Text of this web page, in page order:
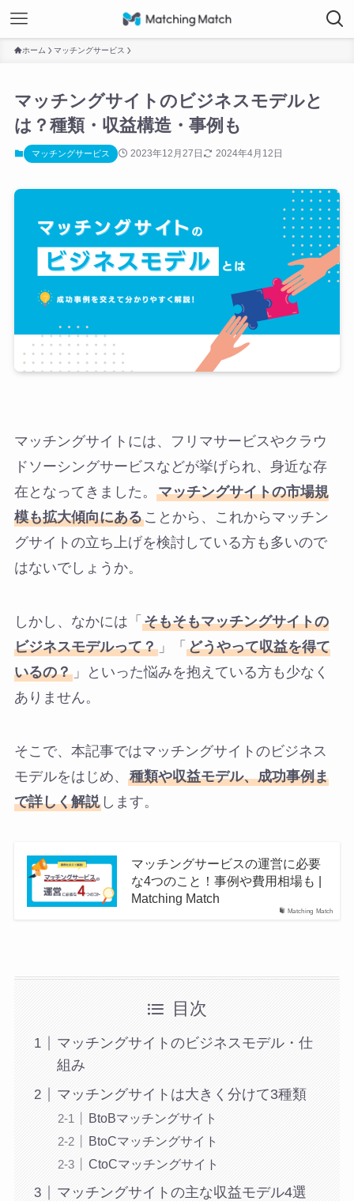
ホーム マッチングサービス
マッチングサイトのビジネスモデルと
は？種類・収益構造・事例も
マッチングサービス 2023年12月27日 2024年4月12日
マッチングサイトには、フリマサービスやクラウ
ドソーシングサービスなどが挙げられ、身近な存
在となってきました。 マッチングサイトの市場規
模も拡大傾向にあることから、これからマッチン
グサイトの立ち上げを検討している方も多いので
はないでしょうか。
しかし、なかには「 そもそもマッチングサイトの
ビジネスモデルって？」「 どうやって収益を得て
いるの？」といった悩みを抱えている方も少なく
ありません。
そこで、本記事ではマッチングサイトのビジネス
モデルをはじめ、 種類や収益モデル、成功事例ま
で詳しく解説します。
Matching Match
マッチングサービスの運営に必要
な4つのこと！事例や費用相場も |
Matching Match
目次
マッチングサイトのビジネスモデル・仕
組み
マッチングサイトは大きく分けて3種類
BtoBマッチングサイト
BtoCマッチングサイト
CtoCマッチングサイト
マッチングサイトの主な収益モデル4選